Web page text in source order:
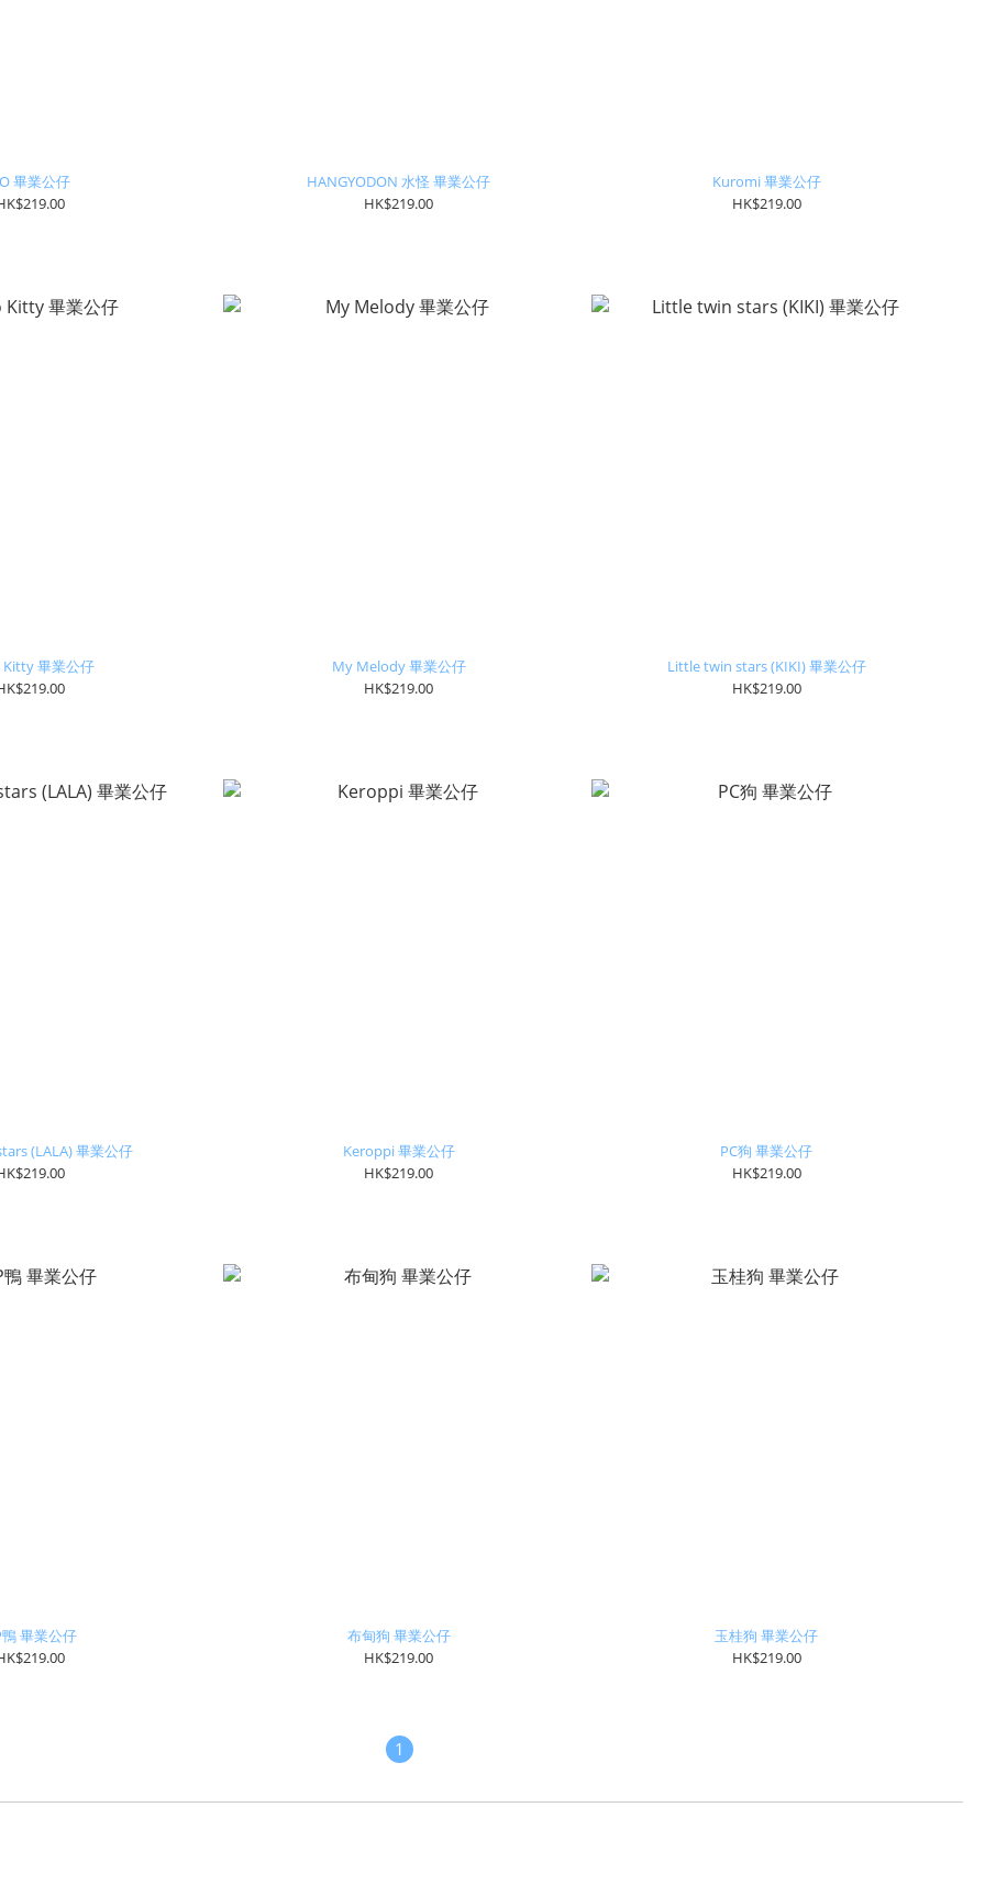
畢業公仔
HANGYODON 水怪 畢業公仔
HK$219.00
Kuromi 畢業公仔
HK$219.00
畢業公仔
My Melody 畢業公仔
HK$219.00
Little twin stars (KIKI) 畢業公仔
HK$219.00
(LALA) 畢業公仔
Keroppi 畢業公仔
HK$219.00
PC狗 畢業公仔
HK$219.00
畢業公仔
布甸狗 畢業公仔
HK$219.00
玉桂狗 畢業公仔
HK$219.00
1